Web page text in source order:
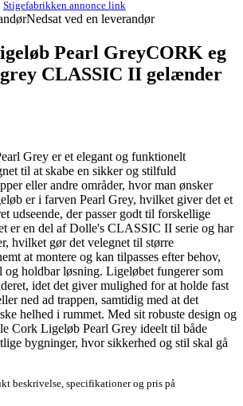
Stigefabrikken annonce link
Nedsat ved en leverandør
Pearl GreyCORK eg
CLASSIC II gelænder
Grey er et elegant og funktionelt
til at skabe en sikker og stilfuld
eller andre områder, hvor man ønsker
er i farven Pearl Grey, hvilket giver det et
udseende, der passer godt til forskellige
er en del af Dolle's CLASSIC II serie og har
hvilket gør det velegnet til større
at montere og kan tilpasses efter behov,
og holdbar løsning. Ligeløbet fungerer som
idet det giver mulighed for at holde fast
ned ad trappen, samtidig med at det
helhed i rummet. Med sit robuste design og
Cork Ligeløb Pearl Grey ideelt til både
bygninger, hvor sikkerhed og stil skal gå
beskrivelse, specifikationer og pris på